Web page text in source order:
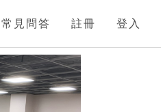
常見問答 註冊 登入